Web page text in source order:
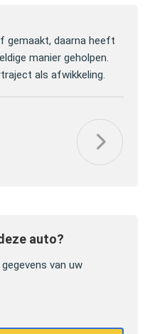
gemaakt, daarna heeft
manier geholpen.
als afwikkeling.
auto?
van uw